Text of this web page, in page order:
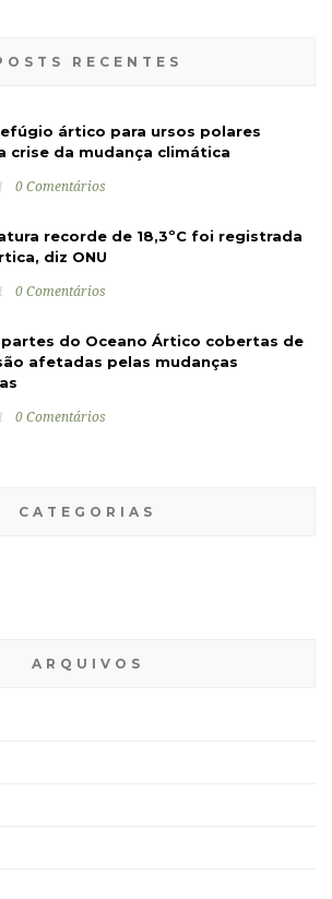
RECENTES
ártico para ursos polares
crise da mudança climática
0 Comentários
recorde de 18,3ºC foi registrada
diz ONU
0 Comentários
do Oceano Ártico cobertas de
afetadas pelas mudanças
0 Comentários
CATEGORIAS
ARQUIVOS